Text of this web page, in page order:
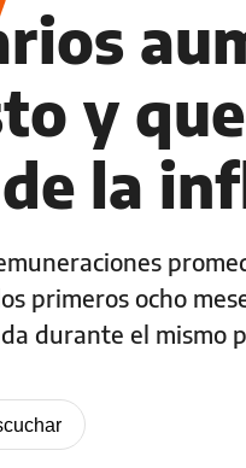
y
la
primeros ocho
durante el mismo